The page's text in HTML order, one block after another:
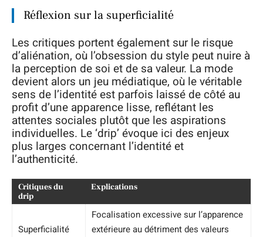
Réflexion sur la superficialité
Les critiques portent également sur le risque
d’aliénation, où l’obsession du style peut nuire à
la perception de soi et de sa valeur. La mode
devient alors un jeu médiatique, où le véritable
sens de l’identité est parfois laissé de côté au
profit d’une apparence lisse, reflétant les
attentes sociales plutôt que les aspirations
individuelles. Le ‘drip’ évoque ici des enjeux
plus larges concernant l’identité et
l’authenticité.
Critiques du
drip
Explications
Superficialité
Focalisation excessive sur l’apparence
extérieure au détriment des valeurs